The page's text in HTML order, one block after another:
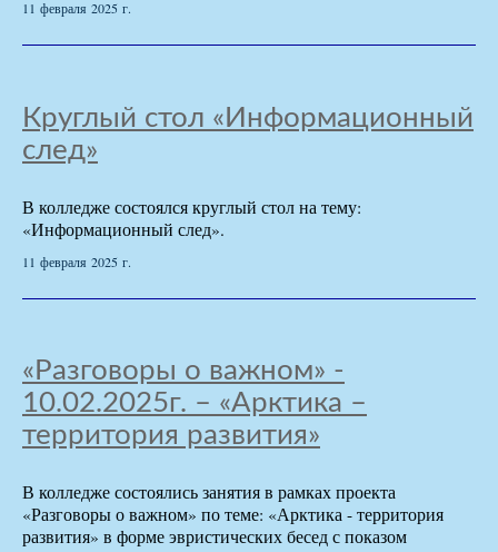
11 февраля 2025 г.
Круглый стол «Информационный
след»
В колледже состоялся круглый стол на тему:
«Информационный след».
11 февраля 2025 г.
«Разговоры о важном» -
10.02.2025г. – «Арктика –
территория развития»
В колледже состоялись занятия в рамках проекта
«Разговоры о важном» по теме: «Арктика - территория
развития» в форме эвристических бесед с показом